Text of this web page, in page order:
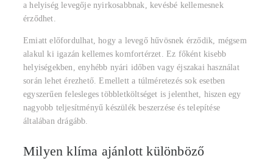
a helyiség levegője nyirkosabbnak, kevésbé kellemesnek
érződhet.
Emiatt előfordulhat, hogy a levegő hűvösnek érződik, mégsem
alakul ki igazán kellemes komfortérzet. Ez főként kisebb
helyiségekben, enyhébb nyári időben vagy éjszakai használat
során lehet érezhető. Emellett a túlméretezés sok esetben
egyszerűen felesleges többletköltséget is jelenthet, hiszen egy
nagyobb teljesítményű készülék beszerzése és telepítése
általában drágább.
Milyen klíma ajánlott különböző